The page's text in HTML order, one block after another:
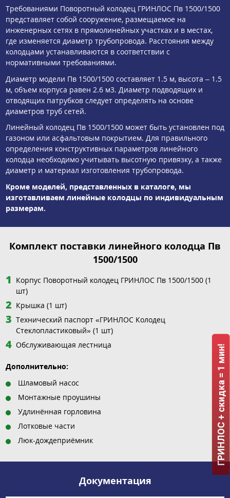
Требованиями Поворотный колодец ГРИНЛОС Пв 1500/1500
представляет собой сооружение, размещаемое на
инженерных сетях в прямолинейных участках и в местах,
где изменяется диаметр трубопровода. Расстояния между
колодцами устанавливаются в соответствии с
нормативными требованиями.
Диаметр модели Пв 1500/1500 составляет 1.5 м, высота – 1.5
м, объем корпуса равен 2.6 м3. Диаметр подводящих и
отводящих патрубков следует определять на основе
диаметров труб сетей.
Линейный колодец Пв 1500/1500 может быть установлен под
газоном или асфальтовым покрытием. Для правильного
определения конструктивных параметров линейного
колодца необходимо учитывать высотную привязку, а также
диаметр и материал изготовления трубопровода.
Кроме моделей, представленных в каталоге, мы
изготавливаем линейные колодцы по индивидуальным
размерам.
Комплект поставки линейного колодца Пв
1500/1500
Корпус Поворотный колодец ГРИНЛОС Пв 1500/1500 (1
шт)
Крышка (1 шт)
Технический паспорт «ГРИНЛОС Колодец
Стеклопластиковый» (1 шт)
Обслуживающая лестница
Дополнительно:
Шламовый насос
Монтажные проушины
Удлинённая горловина
Лотковые части
Люк-дождеприёмник
Документация
ГРИНЛОС + скидка = 1 мин!